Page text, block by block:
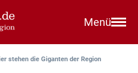
Menü
stehen die Giganten der Region